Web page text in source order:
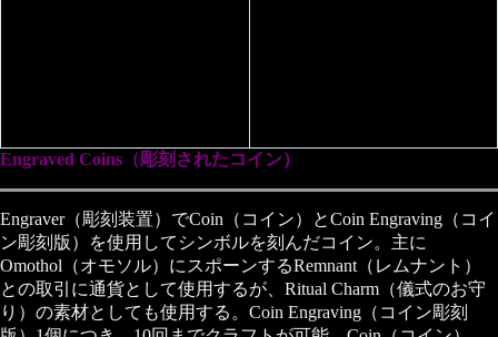
Engraved Coins（彫刻されたコイン）
Engraver（彫刻装置）でCoin（コイン）とCoin Engraving（コイ
ン彫刻版）を使用してシンボルを刻んだコイン。主に
Omothol（オモソル）にスポーンするRemnant（レムナント）
との取引に通貨として使用するが、Ritual Charm（儀式のお守
り）の素材としても使用する。Coin Engraving（コイン彫刻